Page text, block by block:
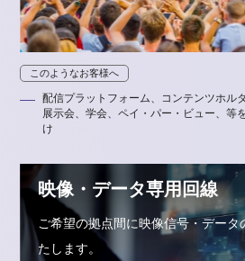
このようなお客様へ
配信プラットフォーム、コンテンツホル
展示会、学会、ペイ・パー・ビュー、等
け
映像・データ専用回線
ご希望の拠点間に映像信号・データ
たします。